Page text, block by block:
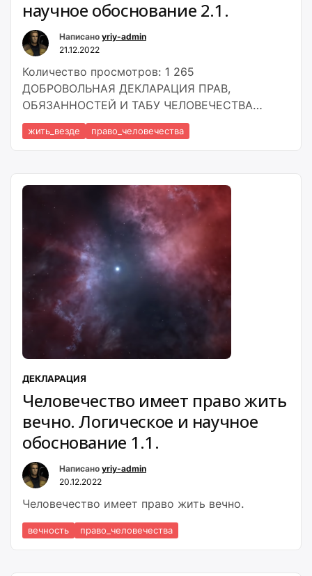
3.1.»
научное обоснование 2.1.
Написано yriy-admin
21.12.2022
Количество просмотров: 1 265
ДОБРОВОЛЬНАЯ ДЕКЛАРАЦИЯ ПРАВ,
ОБЯЗАННОСТЕЙ И ТАБУ ЧЕЛОВЕЧЕСТВА
Статья 2. 2.1. Человечество имеет право жить
везде, бесконечно. Что такое «бесконечно»?
жить_везде право_человечества
ДЕКЛАРАЦИЯ
Человечество имеет право жить
вечно. Логическое и научное
обоснование 1.1.
Написано yriy-admin
20.12.2022
Человечество имеет право жить вечно.
вечность право_человечества